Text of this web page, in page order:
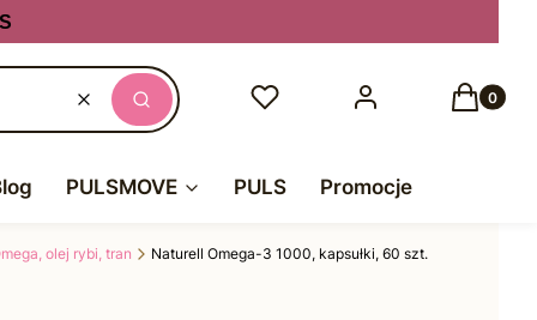
WyczyśćSzukaj
Ulubione Zaloguj się Koszyk
PULSMOVE PULS Promocje
olej rybi, tran Naturell Omega-3 1000, kapsułki, 60 szt.